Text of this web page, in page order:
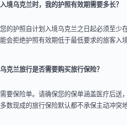
入境乌克兰时，我的护照有效期需要多长？
您的护照自计划入境乌克兰之日起必须至少
能会拒绝护照有效期低于最低要求的旅客入境
乌克兰旅行是否需要购买旅行保险？
需要保险单。请确保您的保单涵盖医疗后
多数现成的旅行保险默认都不承保主动冲突地